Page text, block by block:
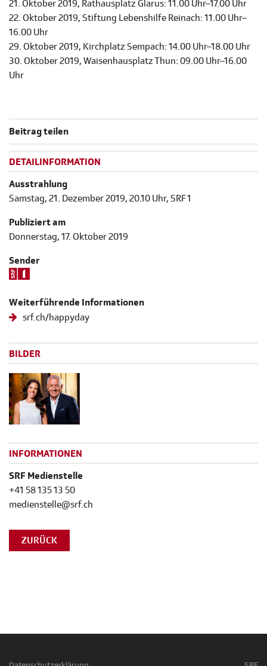
21. Oktober 2019, Rathausplatz Glarus: 11.00 Uhr–17.00 Uhr
22. Oktober 2019, Stiftung Lebenshilfe Reinach: 11.00 Uhr–
16.00 Uhr
29. Oktober 2019, Kirchplatz Sempach: 14.00 Uhr–18.00 Uhr
30. Oktober 2019, Waisenhausplatz Thun: 09.00 Uhr–16.00
Uhr
Beitrag teilen
DETAILINFORMATION
Ausstrahlung
Samstag, 21. Dezember 2019, 20.10 Uhr, SRF 1
Publiziert am
Donnerstag, 17. Oktober 2019
Sender
Weiterführende Informationen
srf.ch/happyday
BILDER
INFORMATIONEN
SRF Medienstelle
+41 58 135 13 50
medienstelle@srf.ch
ZURÜCK